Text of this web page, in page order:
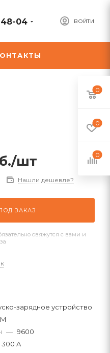
ВОЙТИ
04
/шт
Нашли дешевле?
ЗАКАЗ
свяжутся с вами и
зарядное устройство
— 9600
300 A
0
0
0